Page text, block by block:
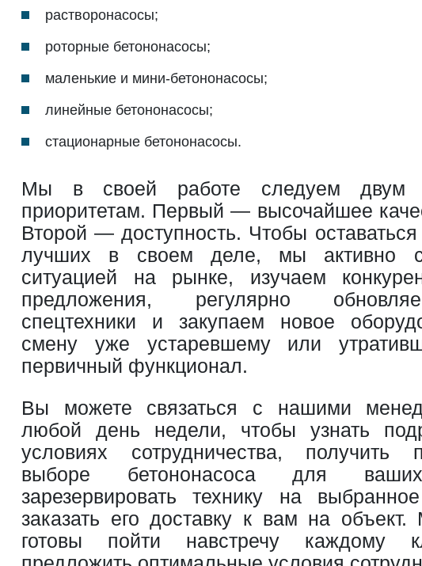
растворонасосы;
роторные бетононасосы;
маленькие и мини-бетононасосы;
линейные бетононасосы;
стационарные бетононасосы.
Мы в своей работе следуем двум
приоритетам. Первый — высочайшее
Второй — доступность. Чтобы
лучших в своем деле, мы активно
ситуацией на рынке, изучаем
предложения, регулярно
спецтехники и закупаем новое
смену уже устаревшему или
первичный функционал.
Вы можете связаться с нашими
любой день недели, чтобы узнать
условиях сотрудничества,
выборе бетононасоса для
зарезервировать технику на
заказать его доставку к вам на
готовы пойти навстречу каждому